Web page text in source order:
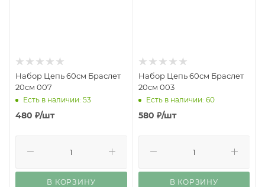
Набор Цепь 60см Браслет
20см 007
Есть в наличии: 53
480 ₽/шт
В КОРЗИНУ
Набор Цепь 60см Браслет
20см 003
Есть в наличии: 60
580 ₽/шт
В КОРЗИНУ